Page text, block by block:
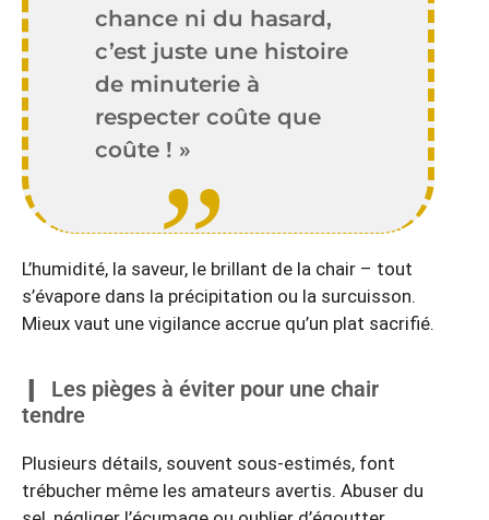
chance ni du hasard,
c’est juste une histoire
de minuterie à
respecter coûte que
coûte ! »
L’humidité, la saveur, le brillant de la chair – tout
s’évapore dans la précipitation ou la surcuisson.
Mieux vaut une vigilance accrue qu’un plat sacrifié.
Les pièges à éviter pour une chair
tendre
Plusieurs détails, souvent sous-estimés, font
trébucher même les amateurs avertis. Abuser du